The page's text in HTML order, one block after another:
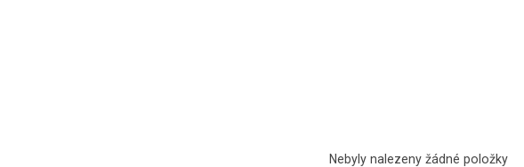
Nebyly nalezeny žádné položky